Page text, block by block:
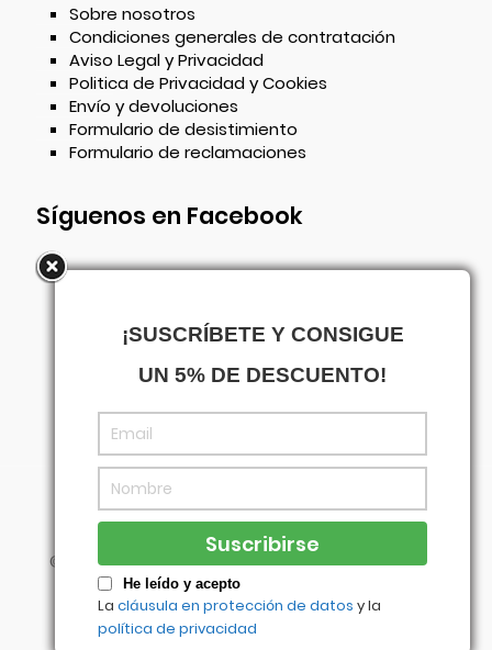
Sobre nosotros
Condiciones generales de contratación
Aviso Legal y Privacidad
Politica de Privacidad y Cookies
Envío y devoluciones
Formulario de desistimiento
Formulario de reclamaciones
Síguenos en Facebook
© Centrowagen- Diseñado con porAgencia
Visual
¡SUSCRÍBETE Y CONSIGUE
UN 5% DE DESCUENTO!
He leído y acepto
La cláusula en protección de datos y la
política de privacidad